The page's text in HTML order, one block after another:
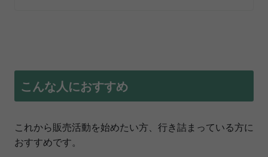
こんな人におすすめ
これから販売活動を始めたい方、行き詰まっている方に
おすすめです。